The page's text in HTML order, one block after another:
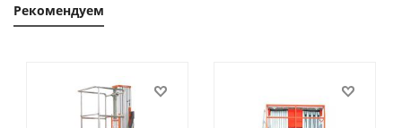
Рекомендуем